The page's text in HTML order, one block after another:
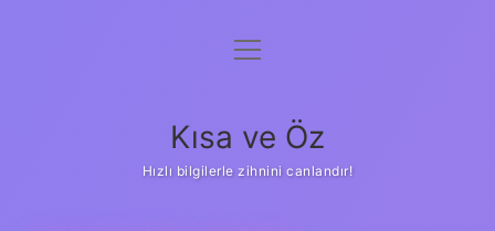
Anasayfa
Yasal Uyarı
menüyü
Kısa ve Öz
Hızlı bilgilerle zihnini canlandır!